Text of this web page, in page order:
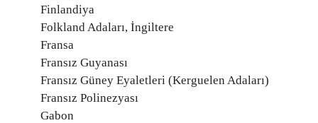
Finlandiya
Folkland Adaları, İngiltere
Fransa
Fransız Guyanası
Fransız Güney Eyaletleri (Kerguelen Adaları)
Fransız Polinezyası
Gabon